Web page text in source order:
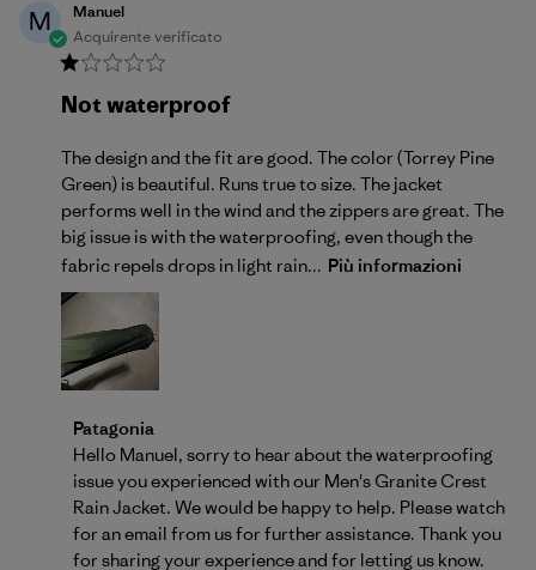
M
Manuel
Acquirente verificato
Not waterproof
The design and the fit are good. The color (Torrey Pine
Green) is beautiful. Runs true to size. The jacket
performs well in the wind and the zippers are great. The
big issue is with the waterproofing, even though the
fabric repels drops in light rain... Più informazioni
Commenti del proprietario del negozio sulla
Patagonia
Hello Manuel, sorry to hear about the waterproofing
issue you experienced with our Men's Granite Crest
Rain Jacket. We would be happy to help. Please watch
for an email from us for further assistance. Thank you
for sharing your experience and for letting us know.